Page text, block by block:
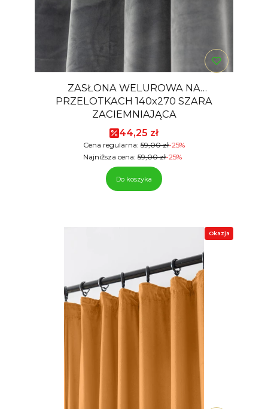
ZASŁONA WELUROWA NA
PRZELOTKACH 140x270 SZARA
ZACIEMNIAJĄCA
Cena promocyjna
44,25 zł
Cena regularna: 59,00 zł-25%
Najniższa cena: 59,00 zł-25%
Do koszyka
Okazja